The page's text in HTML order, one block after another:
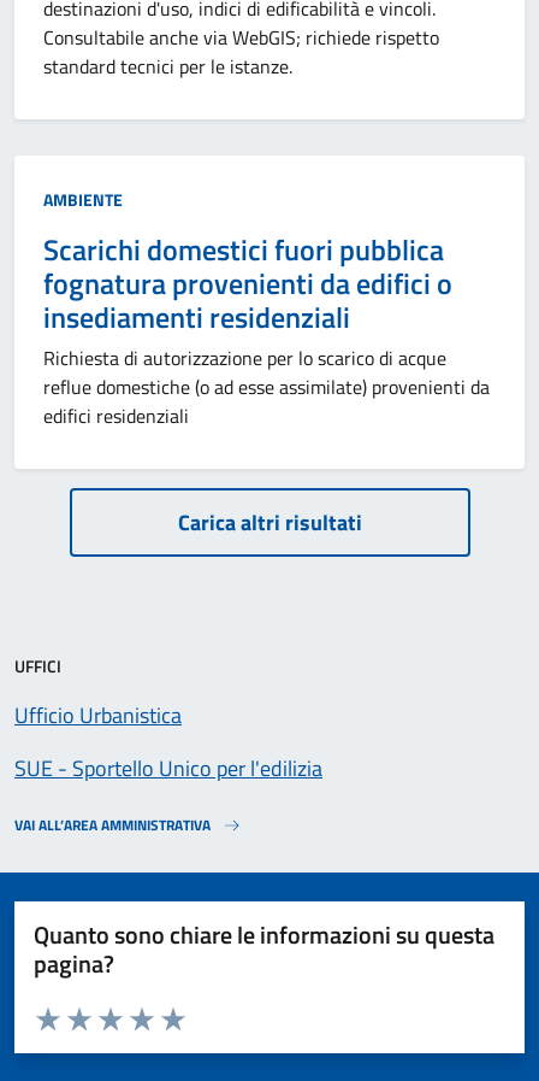
destinazioni d'uso, indici di edificabilità e vincoli.
Consultabile anche via WebGIS; richiede rispetto
standard tecnici per le istanze.
Categoria:
AMBIENTE
Scarichi domestici fuori pubblica
fognatura provenienti da edifici o
insediamenti residenziali
Richiesta di autorizzazione per lo scarico di acque
reflue domestiche (o ad esse assimilate) provenienti da
edifici residenziali
PaginazioneCarica altri risultati
UFFICI
Ufficio Urbanistica
SUE - Sportello Unico per l'edilizia
VAI ALL’AREA AMMINISTRATIVA
Quanto sono chiare le informazioni su questa
pagina?
Valuta da 1 a 5 stelle la pagina
Valuta 5 stelle su 5
Valuta 4 stelle su 5
Valuta 3 stelle su 5
Valuta 2 stelle su 5
Valuta 1 stelle su 5